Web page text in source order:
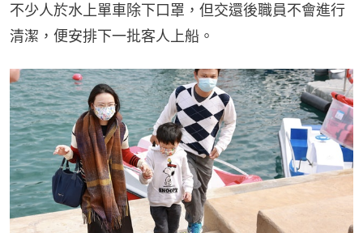
不少人於水上單車除下口罩，但交還後職員不會進行
清潔，便安排下一批客人上船。